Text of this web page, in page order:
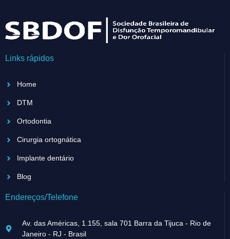
Links rápidos
Home
DTM
Ortodontia
Cirurgia ortognática
Implante dentário
Blog
Endereços/Telefone
Av. das Américas, 1.155, sala 701 Barra da Tijuca - Rio de
Janeiro - RJ - Brasil